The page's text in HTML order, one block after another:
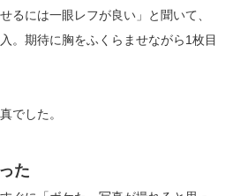
るには一眼レフが良い」と聞いて、
。期待に胸をふくらませながら1枚目
でした。
た